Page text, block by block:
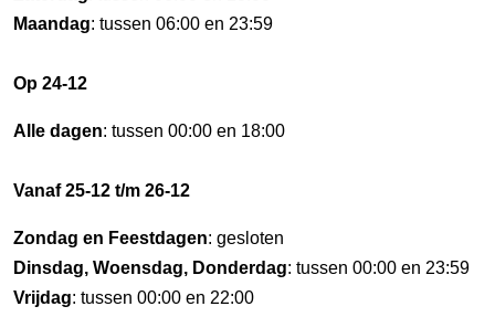
Maandag: tussen 06:00 en 23:59
Op 24-12
Alle dagen: tussen 00:00 en 18:00
Vanaf 25-12 t/m 26-12
Zondag en Feestdagen: gesloten
Dinsdag, Woensdag, Donderdag: tussen 00:00 en 23:59
Vrijdag: tussen 00:00 en 22:00